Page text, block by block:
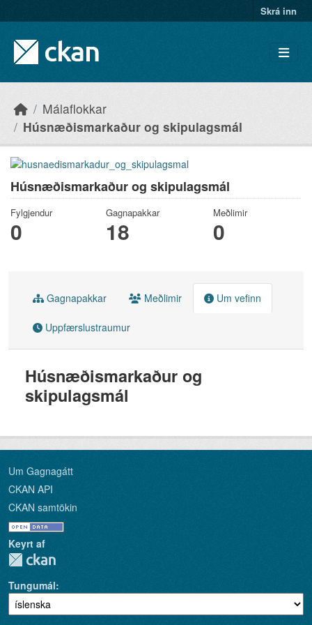
Skrá inn
Málaflokkar
Húsnæðismarkaður og skipulagsmál
Húsnæðismarkaður og skipulagsmál
Fylgjendur
0
Gagnapakkar
18
Meðlimir
0
Gagnapakkar Meðlimir Um vefinn
Uppfærslustraumur
Húsnæðismarkaður og
skipulagsmál
Um Gagnagátt
CKAN API
CKAN samtökin
Keyrt af
Tungumál